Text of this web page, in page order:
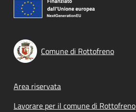
Comune di Rottofreno
Footer menu
Area riservata
Lavorare per il comune di Rottofreno